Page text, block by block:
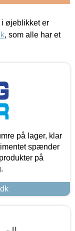
øjeblikket er
, som alle har et
på lager, klar
spænder
på